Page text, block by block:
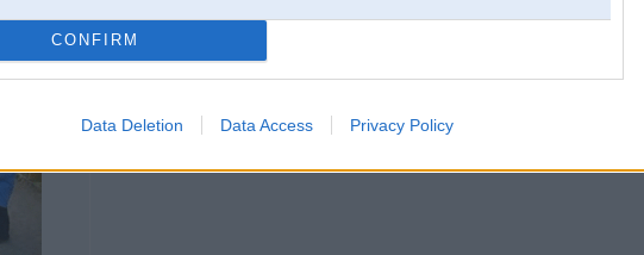
CONFIRM
Data Deletion Data Access Privacy Policy
Nekad neesmu licis atpakal tas skruves. Nevienai velenei nekas nav noticis transportejot.